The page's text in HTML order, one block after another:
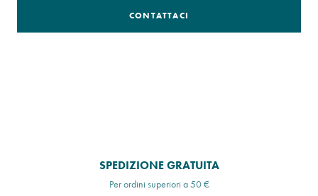
CONTATTACI
SPEDIZIONE GRATUITA
Per ordini superiori a 50 €